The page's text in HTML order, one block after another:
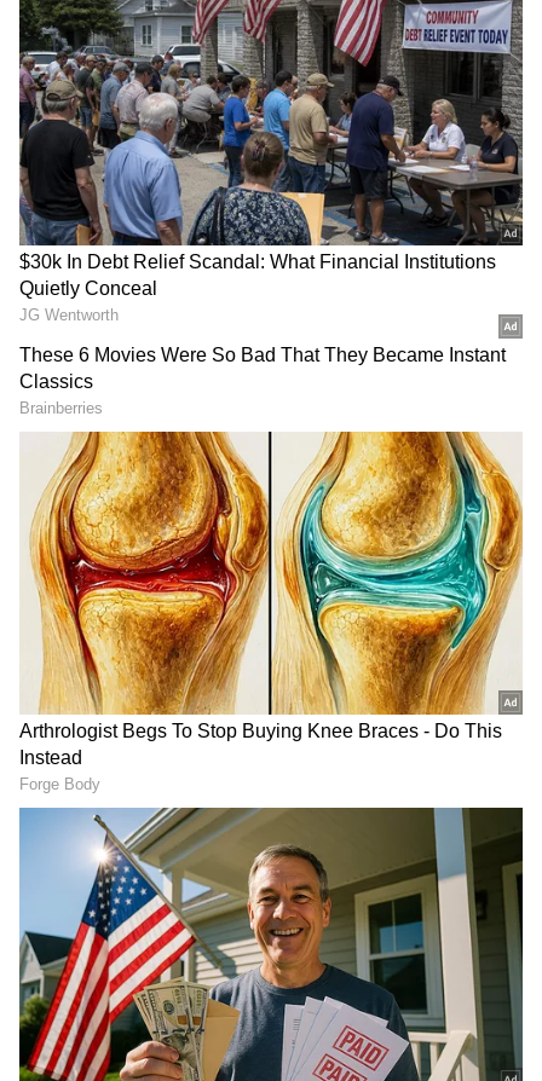
பெட்ரோல் மற்றும் வலுவான ஹைப்ரிட்
பவர்டிரெய்ன் விருப்பங்களுடன்
வழங்கப்படுகிறது.
ஏசியாநெட் தமிழ்-ஐ உங்கள் முதன்மைத்
தேர்வாக்குங்கள்
2
4
Toyota Urban Cruiser Hyryder
எஸ்யூவியின் அம்சங்கள் பட்டியலில் 9 இன்ச்
இன்ஃபோடெயின்மென்ட் ஸ்கிரீன், 7 இன்ச்
டிஜிட்டல் இன்ஸ்ட்ரூமென்ட் கிளஸ்டர், ஹெட்